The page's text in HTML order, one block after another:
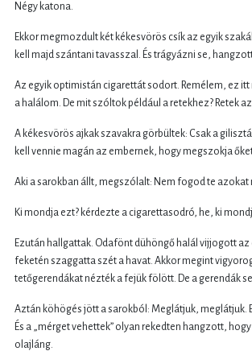
Négy katona.
Ekkor megmozdult két kékesvörös csík az egyik
kell majd szántani tavasszal. És trágyázni se,
Az egyik optimistán cigarettát sodort. Remélem, ez
a halálom. De mit szóltok például a retekhez? Retek
A kékesvörös ajkak szavakra görbültek: Csak a
kell vennie magán az embernek, hogy megszokja
Aki a sarokban állt, megszólalt: Nem fogod te azokat
Ki mondja ezt? kérdezte a cigarettasodró, he, ki
Ezután hallgattak. Odafönt dühöngő halál vijjogott az
feketén szaggatta szét a havat. Akkor megint
tetőgerendákat nézték a fejük fölött. De a gerendák
Aztán köhögés jött a sarokból: Meglátjuk, meglátjuk.
És a „mérget vehettek” olyan rekedten hangzott,
olajláng.